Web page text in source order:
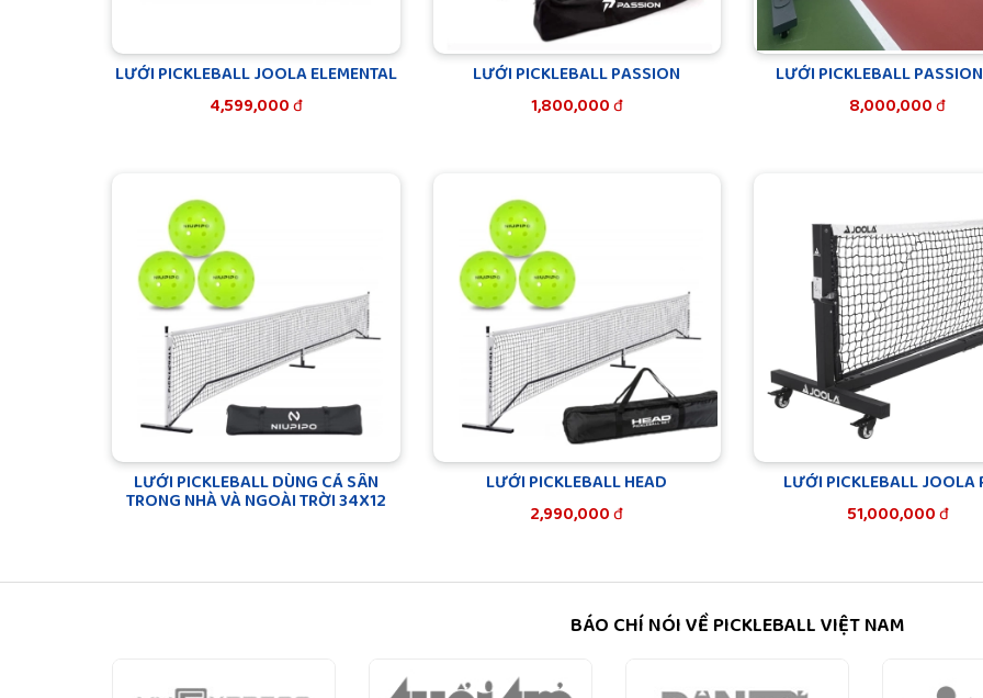
LƯỚI PICKLEBALL JOOLA ELEMENTAL
4,599,000đ
LƯỚI PICKLEBALL PASSION
1,800,000đ
LƯỚI PICKLEBALL
8,000,000đ
LƯỚI PICKLEBALL DÙNG CẢ SÂN
TRONG NHÀ VÀ NGOÀI TRỜI 34X12
LƯỚI PICKLEBALL HEAD
2,990,000đ
LƯỚI PICKLEBALL JOOLA
51,000,000đ
BÁO CHÍ NÓI VỀ PICKLEBALL VIỆT NAM